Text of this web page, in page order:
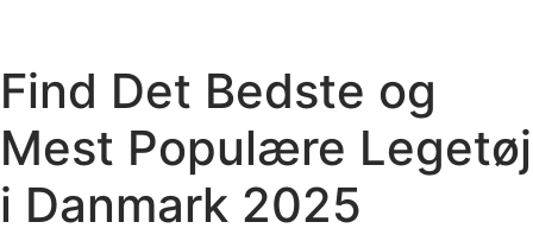
Find Det Bedste og
Mest Populære Legetøj
i Danmark 2025